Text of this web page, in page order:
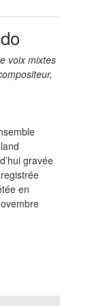
voix mixtes
gravée
en